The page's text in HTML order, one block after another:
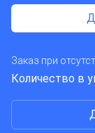
Заказ при
Количество в